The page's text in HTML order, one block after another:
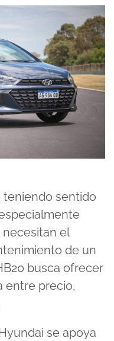
teniendo sentido
el
de un
busca ofrecer
entre precio,
se apoya